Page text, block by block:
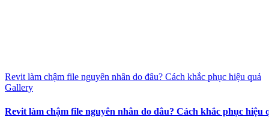
Revit làm chậm file nguyên nhân do đâu? Cách khắc phục hiệu quả
Gallery
Revit làm chậm file nguyên nhân do đâu? Cách khắc phục hiệu